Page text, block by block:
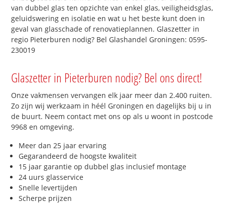
van dubbel glas ten opzichte van enkel glas, veiligheidsglas,
geluidswering en isolatie en wat u het beste kunt doen in
geval van glasschade of renovatieplannen. Glaszetter in
regio Pieterburen nodig? Bel Glashandel Groningen: 0595-
230019
Glaszetter in Pieterburen nodig? Bel ons direct!
Onze vakmensen vervangen elk jaar meer dan 2.400 ruiten.
Zo zijn wij werkzaam in héél Groningen en dagelijks bij u in
de buurt. Neem contact met ons op als u woont in postcode
9968 en omgeving.
Meer dan 25 jaar ervaring
Gegarandeerd de hoogste kwaliteit
15 jaar garantie op dubbel glas inclusief montage
24 uurs glasservice
Snelle levertijden
Scherpe prijzen